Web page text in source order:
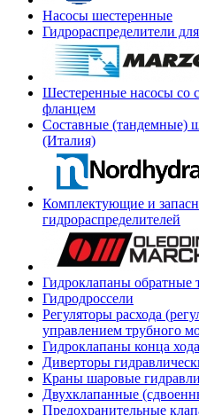
Насосы шестеренные
Гидрораспределители
Шестеренные насосы со
фланцем
Составные (тандемные)
(Италия)
Комплектующие и
гидрораспределителей
Гидроклапаны обратные
Гидродроссели
Регуляторы расхода
управлением трубного
Гидроклапаны конца хода
Диверторы
Краны шаровые
Двухклапанные
Предохранительные